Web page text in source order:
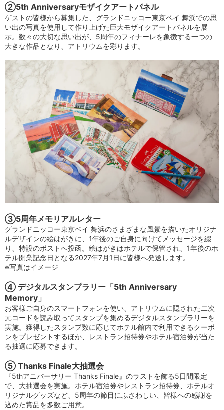
②5th Anniversaryモザイクアートパネル
ゲストの皆様から募集した、グランドニッコー東京ベイ 舞浜での思
い出の写真を使用して作り上げた巨大モザイクアートパネルを展
示。数々の大切な思い出が、5周年のフィナーレを象徴する一つの
大きな作品となり、アトリウムを彩ります。
③5周年メモリアルレター
グランドニッコー東京ベイ 舞浜のさまざまな風景を描いたオリジナ
ルデザインの絵はがきに、1年後のご自身に向けてメッセージを綴
り、特設のポストへ投函。絵はがきはホテルで保管され、1年後のホ
テル開業記念日となる2027年7月1日に皆様へ発送します。
※写真はイメージ
④ デジタルスタンプラリー「5th Anniversary
Memory」
お客様ご自身のスマートフォンを使い、アトリウムに隠された二次
元コードを読み取ってスタンプを集めるデジタルスタンプラリーを
実施。獲得したスタンプ数に応じてホテル館内で利用できるクーポ
ンをプレゼントするほか、レストラン招待券やホテル宿泊券が当た
る抽選に応募できます。
⑤ Thanks Finale大抽選会
『5thアニバーサリー Thanks Finale』のラストを飾る5日間限定
で、大抽選会を実施。ホテル宿泊券やレストラン招待券、ホテルオ
リジナルグッズなど、5周年の節目にふさわしい、皆様への感謝を
込めた賞品を多数ご用意。